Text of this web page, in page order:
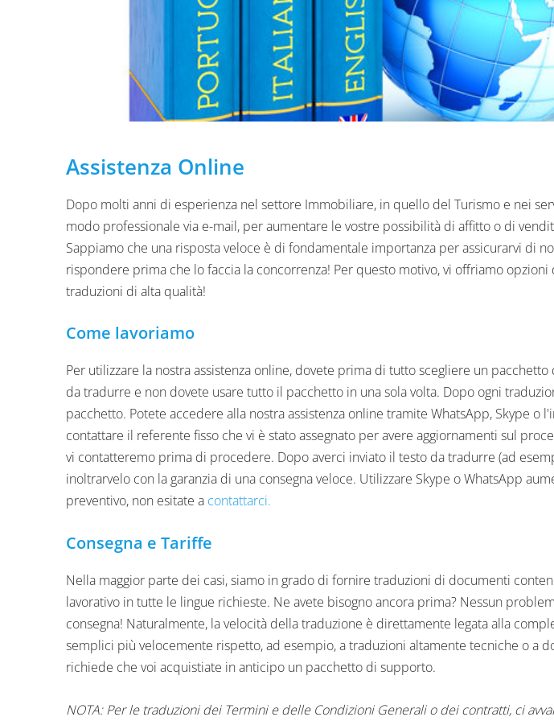
Assistenza Online
Dopo molti anni di esperienza nel settore Immobiliare, in quello del Turismo e nei
modo professionale via e-mail, per aumentare le vostre possibilità di affitto o di
Sappiamo che una risposta veloce è di fondamentale importanza per assicurarvi di
rispondere prima che lo faccia la concorrenza! Per questo motivo, vi offriamo
traduzioni di alta qualità!
Come lavoriamo
Per utilizzare la nostra assistenza online, dovete prima di tutto scegliere un
da tradurre e non dovete usare tutto il pacchetto in una sola volta. Dopo ogni
pacchetto. Potete accedere alla nostra assistenza online tramite WhatsApp, Skype
contattare il referente fisso che vi è stato assegnato per avere aggiornamenti sul
vi contatteremo prima di procedere. Dopo averci inviato il testo da tradurre (ad
inoltrarvelo con la garanzia di una consegna veloce. Utilizzare Skype o WhatsApp
preventivo, non esitate a contattarci.
Consegna e Tariffe
Nella maggior parte dei casi, siamo in grado di fornire traduzioni di documenti
lavorativo in tutte le lingue richieste. Ne avete bisogno ancora prima? Nessun
consegna! Naturalmente, la velocità della traduzione è direttamente legata alla
semplici più velocemente rispetto, ad esempio, a traduzioni altamente tecniche o a
richiede che voi acquistiate in anticipo un pacchetto di supporto.
NOTA: Per le traduzioni dei Termini e delle Condizioni Generali o dei contratti, ci